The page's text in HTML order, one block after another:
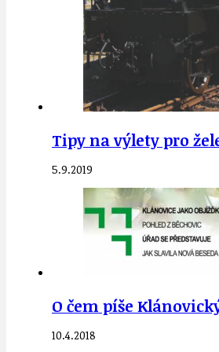
Tipy na výlety pro
5.9.2019
O čem píše
10.4.2018